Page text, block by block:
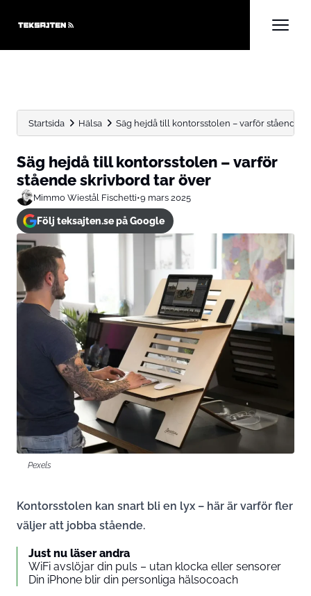
Startsida Hälsa Säg hejdå till kontorsstolen – varför stående
Säg hejdå till kontorsstolen – varför
stående skrivbord tar över
Mimmo Wiestål Fischetti•9 mars 2025
Följ teksajten.se på Google
Pexels
Kontorsstolen kan snart bli en lyx – här är varför fler
väljer att jobba stående.
Just nu läser andra
WiFi avslöjar din puls – utan klocka eller sensorer
Din iPhone blir din personliga hälsocoach